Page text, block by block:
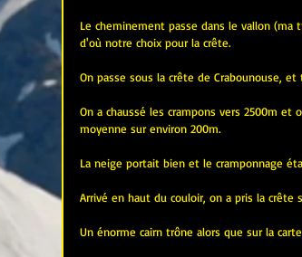
Le cheminement passe dans le vallon
d'où notre choix pour la crête.
On passe sous la crête de Crabounouse,
On a chaussé les crampons vers 2500m
moyenne sur environ 200m.
La neige portait bien et le cramponnage
Arrivé en haut du couloir, on a pris la crête
Un énorme cairn trône alors que sur la